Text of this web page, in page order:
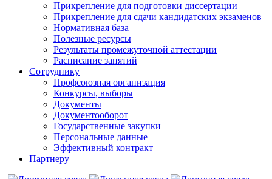
Прикрепление для подготовки диссертации
Прикрепление для сдачи кандидатских экзаменов
Нормативная база
Полезные ресурсы
Результаты промежуточной аттестации
Расписание занятий
Сотруднику
Профсоюзная организация
Конкурсы, выборы
Документы
Документооборот
Государственные закупки
Персональные данные
Эффективный контракт
Партнеру